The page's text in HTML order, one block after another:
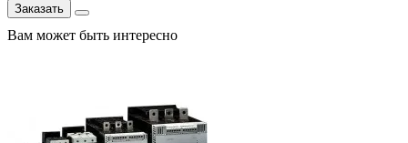
Заказать
Вам может быть интересно